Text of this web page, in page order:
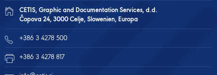
CETIS, Graphic and Documentation Services, d.d.
Čopova 24, 3000 Celje, Slowenien, Europa
+386 3 4278 500
+386 3 4278 817